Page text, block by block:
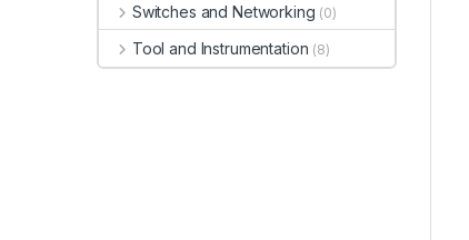
Switches and Networking (0)
Tool and Instrumentation (8)